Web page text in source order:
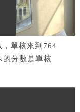
單核來到764
分數是單核